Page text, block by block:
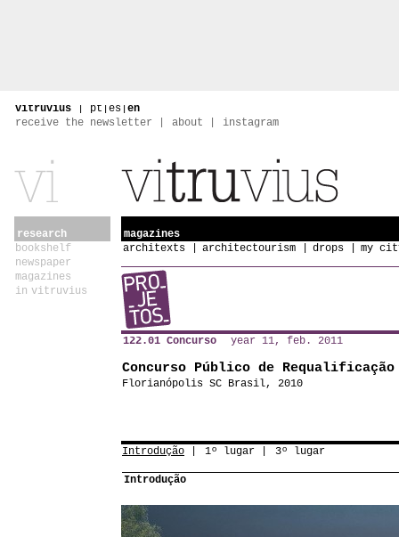
vitruvius | pt | es | en
receive the newsletter
about instagram
research
bookshelf
newspaper
magazines
in vitruvius
magazines
architexts
architectourism drops my
122.01 Concurso year 11, feb. 2011
Concurso Público de Requalificação
Florianópolis SC Brasil, 2010
Introdução 1º lugar 3º lugar
Introdução